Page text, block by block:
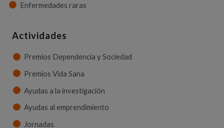
Enfermedades raras
Actividades
Premios Dependencia y Sociedad
Premios Vida Sana
Ayudas a la investigación
Ayudas al emprendimiento
Jornadas